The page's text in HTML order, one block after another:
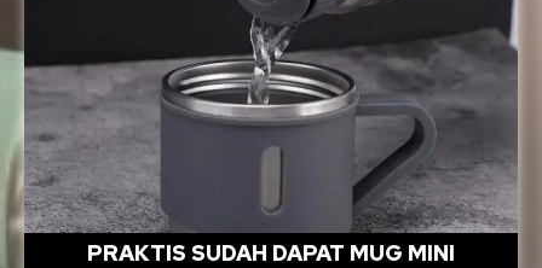
PRAKTIS SUDAH DAPAT MUG MINI